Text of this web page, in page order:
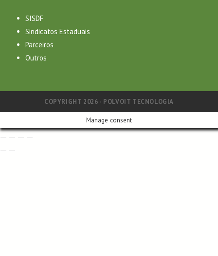
SISDF
Sindicatos Estaduais
Parceiros
Outros
COPYRIGHT 2026 - POLVOIT TECNOLOGIA
Manage consent